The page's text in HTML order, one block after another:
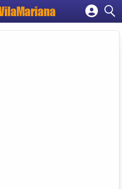
Cadastrar empresa